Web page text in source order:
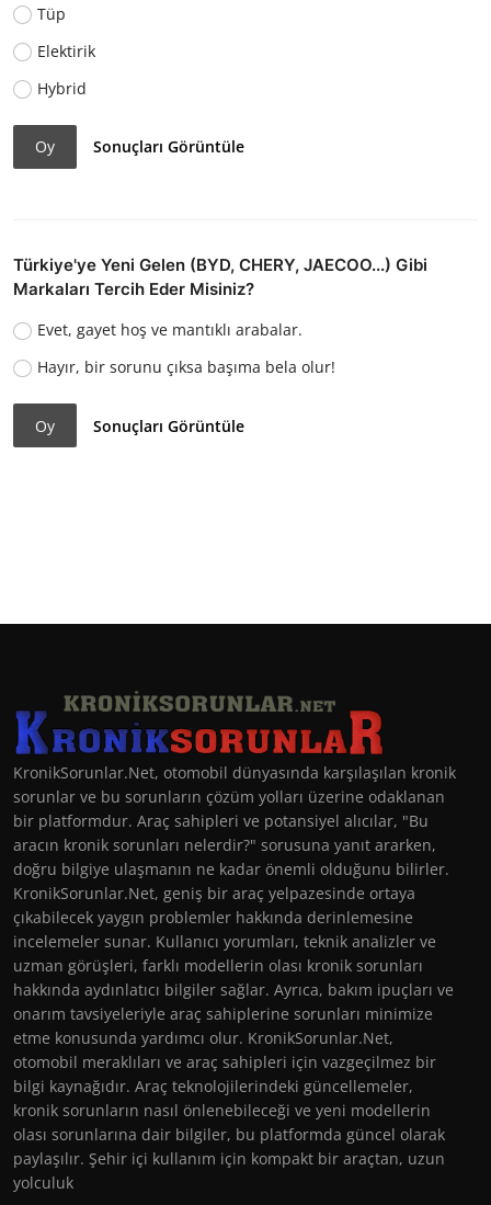
Tüp
Elektirik
Hybrid
Oy Sonuçları Görüntüle
Türkiye'ye Yeni Gelen (BYD, CHERY, JAECOO...) Gibi
Markaları Tercih Eder Misiniz?
Evet, gayet hoş ve mantıklı arabalar.
Hayır, bir sorunu çıksa başıma bela olur!
Oy Sonuçları Görüntüle
KronikSorunlar.Net, otomobil dünyasında karşılaşılan kronik
sorunlar ve bu sorunların çözüm yolları üzerine odaklanan
bir platformdur. Araç sahipleri ve potansiyel alıcılar, "Bu
aracın kronik sorunları nelerdir?" sorusuna yanıt ararken,
doğru bilgiye ulaşmanın ne kadar önemli olduğunu bilirler.
KronikSorunlar.Net, geniş bir araç yelpazesinde ortaya
çıkabilecek yaygın problemler hakkında derinlemesine
incelemeler sunar. Kullanıcı yorumları, teknik analizler ve
uzman görüşleri, farklı modellerin olası kronik sorunları
hakkında aydınlatıcı bilgiler sağlar. Ayrıca, bakım ipuçları ve
onarım tavsiyeleriyle araç sahiplerine sorunları minimize
etme konusunda yardımcı olur. KronikSorunlar.Net,
otomobil meraklıları ve araç sahipleri için vazgeçilmez bir
bilgi kaynağıdır. Araç teknolojilerindeki güncellemeler,
kronik sorunların nasıl önlenebileceği ve yeni modellerin
olası sorunlarına dair bilgiler, bu platformda güncel olarak
paylaşılır. Şehir içi kullanım için kompakt bir araçtan, uzun
yolculuk